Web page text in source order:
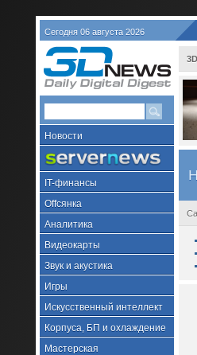
Сегодня 06 августа 2026
Новости
IT-финансы
Offсянка
Аналитика
Видеокарты
Звук и акустика
Игры
Искусственный интеллект
Корпуса, БП и охлаждение
Мастерская